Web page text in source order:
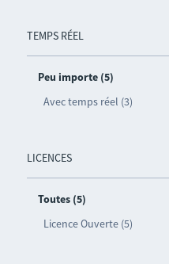
TEMPS RÉEL
Peu importe (5)
Avec temps réel (3)
LICENCES
Toutes (5)
Licence Ouverte (5)